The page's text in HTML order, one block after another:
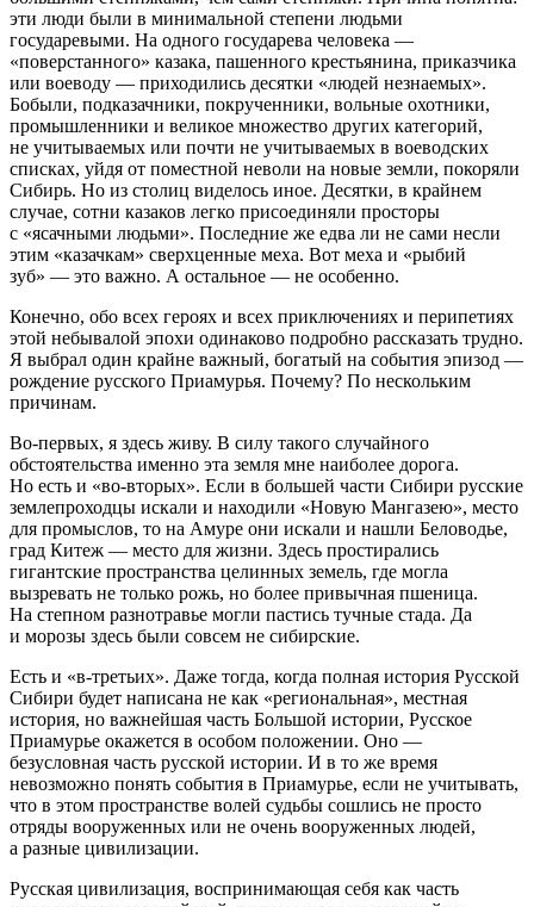
эти люди были в минимальной степени людьми
государевыми. На одного государева человека —
«поверстанного» казака, пашенного крестьянина, приказчика
или воеводу — приходились десятки «людей незнаемых».
Бобыли, подказачники, покрученники, вольные охотники,
промышленники и великое множество других категорий,
не учитываемых или почти не учитываемых в воеводских
списках, уйдя от поместной неволи на новые земли, покоряли
Сибирь. Но из столиц виделось иное. Десятки, в крайнем
случае, сотни казаков легко присоединяли просторы
с «ясачными людьми». Последние же едва ли не сами несли
этим «казачкам» сверхценные меха. Вот меха и «рыбий
зуб» — это важно. А остальное — не особенно.
Конечно, обо всех героях и всех приключениях и перипетиях
этой небывалой эпохи одинаково подробно рассказать трудно.
Я выбрал один крайне важный, богатый на события эпизод —
рождение русского Приамурья. Почему? По нескольким
причинам.
Во-первых, я здесь живу. В силу такого случайного
обстоятельства именно эта земля мне наиболее дорога.
Но есть и «во-вторых». Если в большей части Сибири русские
землепроходцы искали и находили «Новую Мангазею», место
для промыслов, то на Амуре они искали и нашли Беловодье,
град Китеж — место для жизни. Здесь простирались
гигантские пространства целинных земель, где могла
вызревать не только рожь, но более привычная пшеница.
На степном разнотравье могли пастись тучные стада. Да
и морозы здесь были совсем не сибирские.
Есть и «в-третьих». Даже тогда, когда полная история Русской
Сибири будет написана не как «региональная», местная
история, но важнейшая часть Большой истории, Русское
Приамурье окажется в особом положении. Оно —
безусловная часть русской истории. И в то же время
невозможно понять события в Приамурье, если не учитывать,
что в этом пространстве волей судьбы сошлись не просто
отряды вооруженных или не очень вооруженных людей,
а разные цивилизации.
Русская цивилизация, воспринимающая себя как часть